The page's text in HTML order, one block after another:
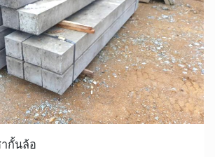
กั้นล้อ